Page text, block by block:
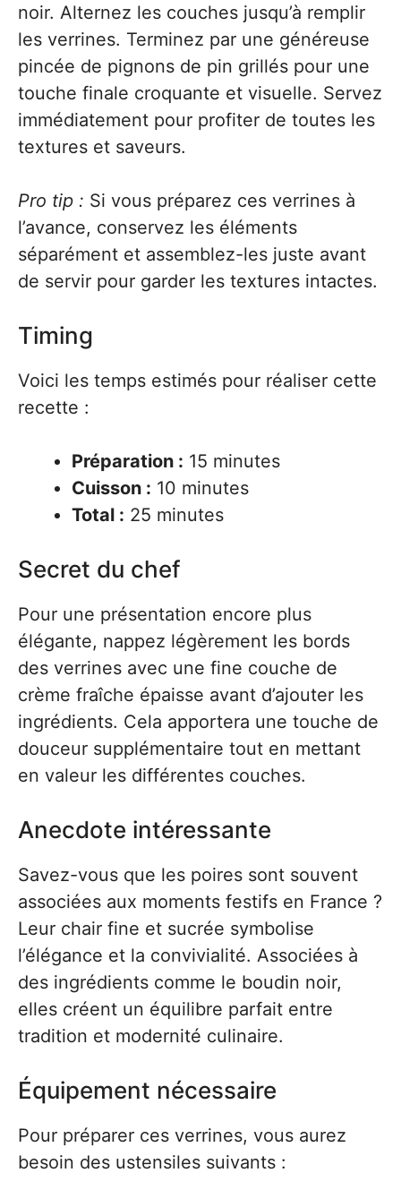
noir. Alternez les couches jusqu’à remplir
les verrines. Terminez par une généreuse
pincée de pignons de pin grillés pour une
touche finale croquante et visuelle. Servez
immédiatement pour profiter de toutes les
textures et saveurs.
Pro tip : Si vous préparez ces verrines à
l’avance, conservez les éléments
séparément et assemblez-les juste avant
de servir pour garder les textures intactes.
Timing
Voici les temps estimés pour réaliser cette
recette :
Préparation : 15 minutes
Cuisson : 10 minutes
Total : 25 minutes
Secret du chef
Pour une présentation encore plus
élégante, nappez légèrement les bords
des verrines avec une fine couche de
crème fraîche épaisse avant d’ajouter les
ingrédients. Cela apportera une touche de
douceur supplémentaire tout en mettant
en valeur les différentes couches.
Anecdote intéressante
Savez-vous que les poires sont souvent
associées aux moments festifs en France ?
Leur chair fine et sucrée symbolise
l’élégance et la convivialité. Associées à
des ingrédients comme le boudin noir,
elles créent un équilibre parfait entre
tradition et modernité culinaire.
Équipement nécessaire
Pour préparer ces verrines, vous aurez
besoin des ustensiles suivants :